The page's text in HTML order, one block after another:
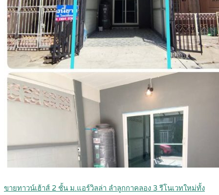
ขายทาวน์เฮ้าส์ 2 ชั้น ม.แอร์วิลล่า ลำลูกกาคลอง 3 รีโนเวทใหม่ทั้ง